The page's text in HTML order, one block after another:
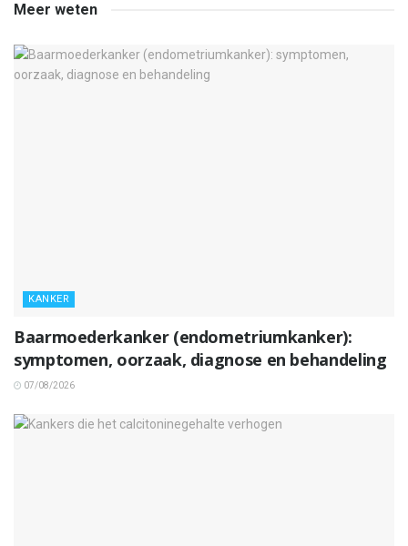
Meer weten
KANKER
Baarmoederkanker (endometriumkanker):
symptomen, oorzaak, diagnose en behandeling
07/08/2026